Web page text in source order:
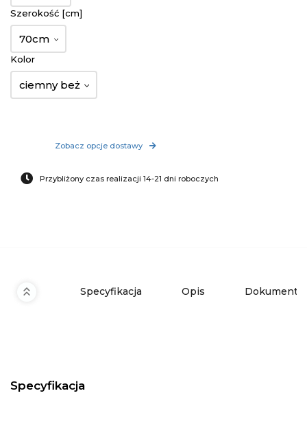
Szerokość [cm]
70cm
Kolor
ciemny beż
Zobacz opcje dostawy
Przybliżony czas realizacji 14-21 dni roboczych
Specyfikacja Opis Dokumenty
Specyfikacja